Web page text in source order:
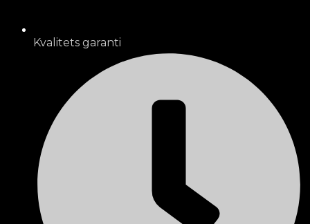
Kvalitets garanti